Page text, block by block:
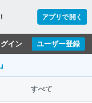
アプリで開く
ユーザー登録
グイン
すべて